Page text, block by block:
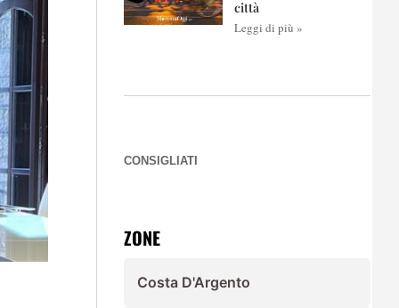
città
Leggi di più »
CONSIGLIATI
ZONE
Costa D'Argento